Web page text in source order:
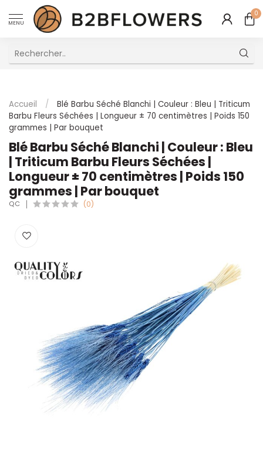
MENU
0
Accueil /
Blé Barbu Séché Blanchi | Couleur : Bleu | Triticum
Barbu Fleurs Séchées | Longueur ± 70 centimètres | Poids 150
grammes | Par bouquet
Blé Barbu Séché Blanchi | Couleur : Bleu
| Triticum Barbu Fleurs Séchées |
Longueur ± 70 centimètres | Poids 150
grammes | Par bouquet
QC (0)